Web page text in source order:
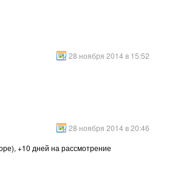
28 ноября 2014 в 15:52
28 ноября 2014 в 20:46
+10 дней на рассмотрение